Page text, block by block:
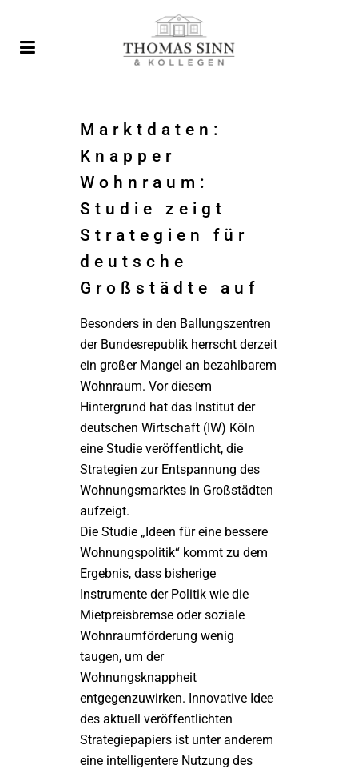
Marktdaten:
Knapper
Wohnraum:
Studie zeigt
Strategien für
deutsche
Großstädte auf
Besonders in den Ballungszentren
der Bundesrepublik herrscht derzeit
ein großer Mangel an bezahlbarem
Wohnraum. Vor diesem
Hintergrund hat das Institut der
deutschen Wirtschaft (IW) Köln
eine Studie veröffentlicht, die
Strategien zur Entspannung des
Wohnungsmarktes in Großstädten
aufzeigt.
Die Studie „Ideen für eine bessere
Wohnungspolitik“ kommt zu dem
Ergebnis, dass bisherige
Instrumente der Politik wie die
Mietpreisbremse oder soziale
Wohnraumförderung wenig
taugen, um der
Wohnungsknappheit
entgegenzuwirken. Innovative Idee
des aktuell veröffentlichten
Strategiepapiers ist unter anderem
eine intelligentere Nutzung des